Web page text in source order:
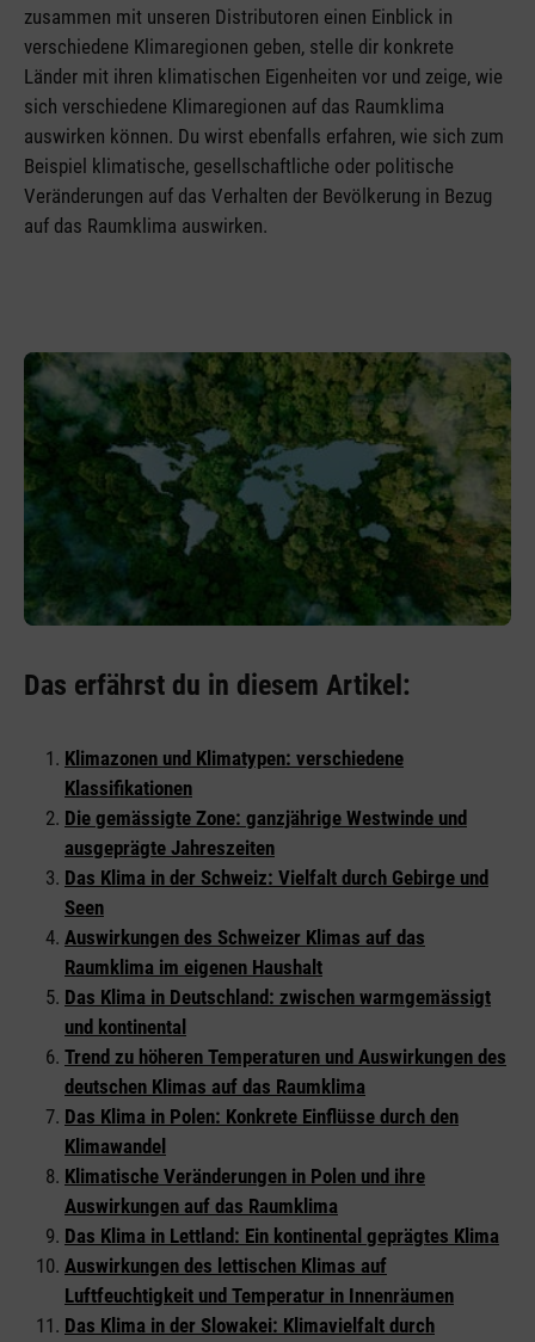
zusammen mit unseren Distributoren einen Einblick in
verschiedene Klimaregionen geben, stelle dir konkrete
Länder mit ihren klimatischen Eigenheiten vor und zeige, wie
sich verschiedene Klimaregionen auf das Raumklima
auswirken können. Du wirst ebenfalls erfahren, wie sich zum
Beispiel klimatische, gesellschaftliche oder politische
Veränderungen auf das Verhalten der Bevölkerung in Bezug
auf das Raumklima auswirken.
Das erfährst du in diesem Artikel:
Klimazonen und Klimatypen: verschiedene
Klassifikationen
Die gemässigte Zone: ganzjährige Westwinde und
ausgeprägte Jahreszeiten
Das Klima in der Schweiz: Vielfalt durch Gebirge und
Seen
Auswirkungen des Schweizer Klimas auf das
Raumklima im eigenen Haushalt
Das Klima in Deutschland: zwischen warmgemässigt
und kontinental
Trend zu höheren Temperaturen und Auswirkungen des
deutschen Klimas auf das Raumklima
Das Klima in Polen: Konkrete Einflüsse durch den
Klimawandel
Klimatische Veränderungen in Polen und ihre
Auswirkungen auf das Raumklima
Das Klima in Lettland: Ein kontinental geprägtes Klima
Auswirkungen des lettischen Klimas auf
Luftfeuchtigkeit und Temperatur in Innenräumen
Das Klima in der Slowakei: Klimavielfalt durch